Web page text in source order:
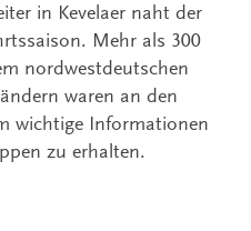
in Kevelaer naht der
Mehr als 300
nordwestdeutschen
waren an den
wichtige Informationen
zu erhalten.